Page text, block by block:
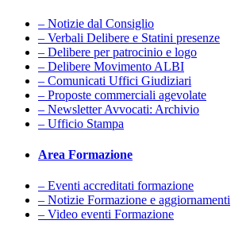
– Notizie dal Consiglio
– Verbali Delibere e Statini presenze
– Delibere per patrocinio e logo
– Delibere Movimento ALBI
– Comunicati Uffici Giudiziari
– Proposte commerciali agevolate
– Newsletter Avvocati: Archivio
– Ufficio Stampa
Area Formazione
– Eventi accreditati formazione
– Notizie Formazione e aggiornamenti
– Video eventi Formazione